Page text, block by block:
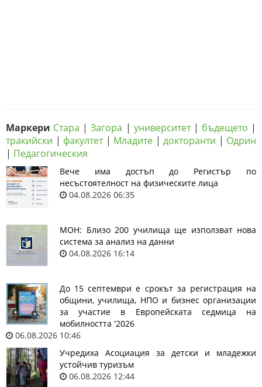
Маркери Стара |Загора | университет| бъдещето |
тракийски | факултет| Младите | докторанти | Одрин
| Педагогическия
Вече има достъп до Регистър по
несъстоятелност на физическите лица
04.08.2026 06:35
МОН: Близо 200 училища ще използват нова
система за анализ на данни
04.08.2026 16:14
До 15 септември е срокът за регистрация на
общини, училища, НПО и бизнес организации
за участие в Европейската седмица на
мобилността '2026
06.08.2026 10:46
Учредиха Асоциация за детски и младежки
устойчив туризъм
06.08.2026 12:44